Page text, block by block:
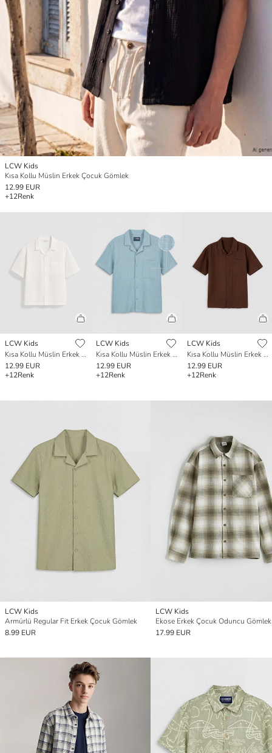
LCW Kids
Kısa Kollu Müslin Erkek Çocuk Gömlek
12.99 EUR
+12Renk
LCW Kids
Kısa Kollu Müslin Erkek Çocuk Gömlek
12.99 EUR
+12Renk
LCW Kids
Kısa Kollu Müslin Erkek Çocuk Gömlek
12.99 EUR
+12Renk
LCW Kids
Kısa Kollu Müslin Erkek Çocuk Gömlek
12.99 EUR
+12Renk
LCW Kids
Armürlü Regular Fit Erkek Çocuk Gömlek
8.99 EUR
LCW Kids
Ekose Erkek Çocuk Oduncu Gömlek
17.99 EUR